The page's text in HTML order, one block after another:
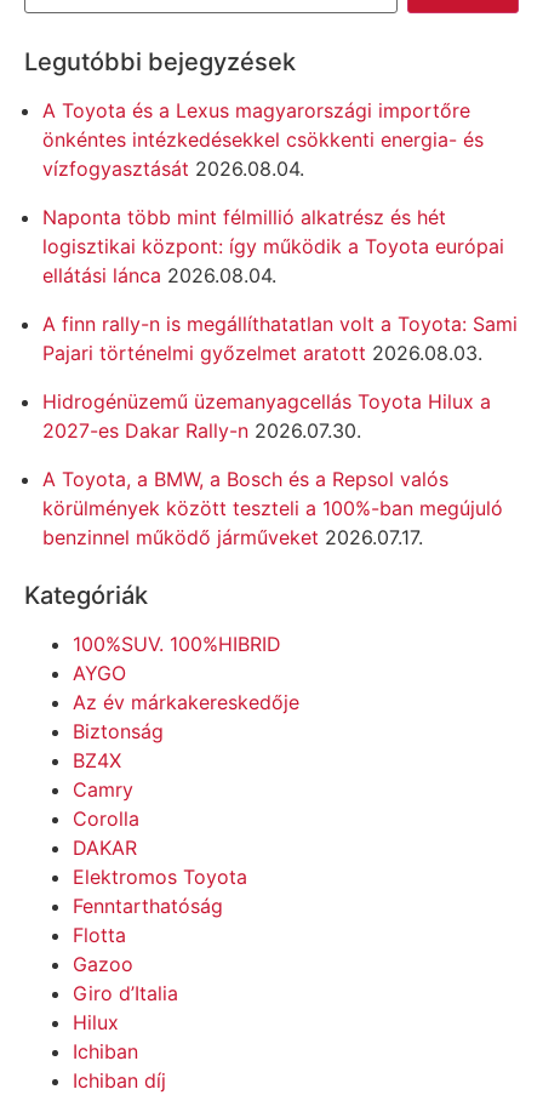
Legutóbbi bejegyzések
A Toyota és a Lexus magyarországi importőre
önkéntes intézkedésekkel csökkenti energia- és
vízfogyasztását 2026.08.04.
Naponta több mint félmillió alkatrész és hét
logisztikai központ: így működik a Toyota európai
ellátási lánca 2026.08.04.
A finn rally-n is megállíthatatlan volt a Toyota: Sami
Pajari történelmi győzelmet aratott 2026.08.03.
Hidrogénüzemű üzemanyagcellás Toyota Hilux a
2027-es Dakar Rally-n 2026.07.30.
A Toyota, a BMW, a Bosch és a Repsol valós
körülmények között teszteli a 100%-ban megújuló
benzinnel működő járműveket 2026.07.17.
Kategóriák
100%SUV. 100%HIBRID
AYGO
Az év márkakereskedője
Biztonság
BZ4X
Camry
Corolla
DAKAR
Elektromos Toyota
Fenntarthatóság
Flotta
Gazoo
Giro d’Italia
Hilux
Ichiban
Ichiban díj